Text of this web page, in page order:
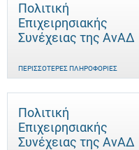
Πολιτική
Επιχειρησιακής
Συνέχειας της ΑνΑΔ
ΠΕΡΙΣΣΌΤΕΡΕΣ ΠΛΗΡΟΦΟΡΊΕΣ
Πολιτική
Επιχειρησιακής
Συνέχειας της ΑνΑΔ